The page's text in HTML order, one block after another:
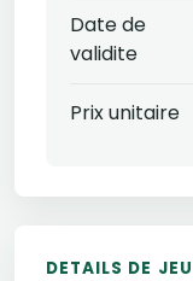
Date de
validite
Prix unitaire
DETAILS DE JEU